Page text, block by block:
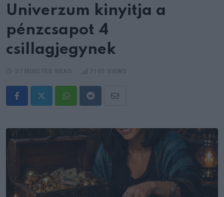
Univerzum kinyitja a
pénzcsapot 4
csillagjegynek
WhatsappRedditShare
Email